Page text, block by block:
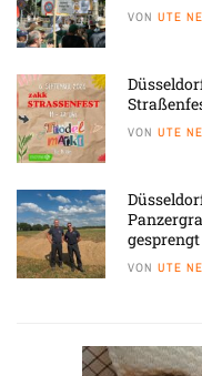
VON UTE
VON UTE
gesprengt
VON UTE